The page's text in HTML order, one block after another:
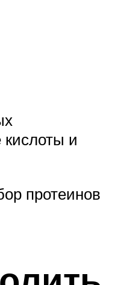
и
протеинов